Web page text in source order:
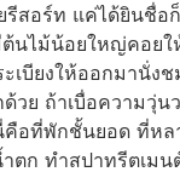
สอร์ท แค่ได้ยินชื่อ
นไม้น้อยใหญ่คอยใ
เบียงให้ออกมานั่
ด้วย ถ้าเบื่อควา
อที่พักชั้นยอด ที่ห
ำตก ทำสปาทรีตเ